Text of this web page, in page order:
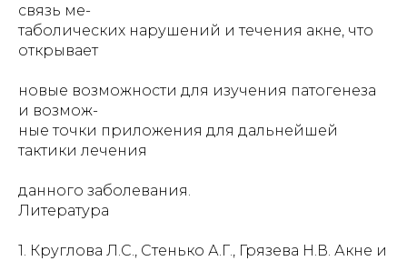
связь ме-
таболических нарушений и течения акне, что
открывает
новые возможности для изучения патогенеза
и возмож-
ные точки приложения для дальнейшей
тактики лечения
данного заболевания.
Литература
1. Круглова Л.С., Стенько А.Г., Грязева Н.В. Акне и